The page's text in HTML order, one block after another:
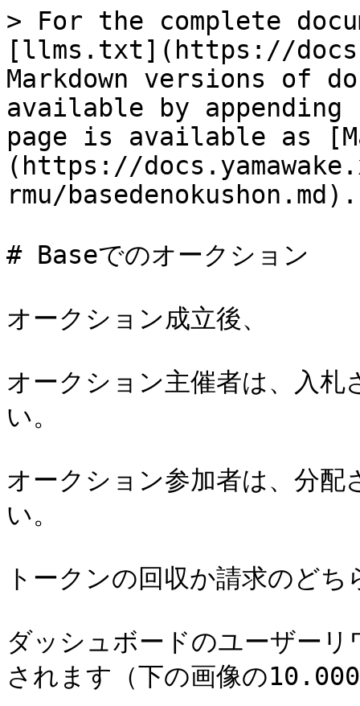
> For the complete
[llms.txt](https://
Markdown versions of
available by
page is available as
(https://
rmu/basedenokushon.md).
# Baseでのオークション
オークション成立後、
オークション主催者は、入
い。
オークション参加者は、分
い。
トークンの回収か請求のど
ダッシュボードのユーザー
されます（下の画像の